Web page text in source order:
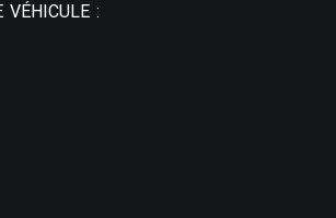
VÉHICULE :